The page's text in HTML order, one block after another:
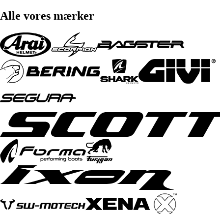
Alle vores mærker